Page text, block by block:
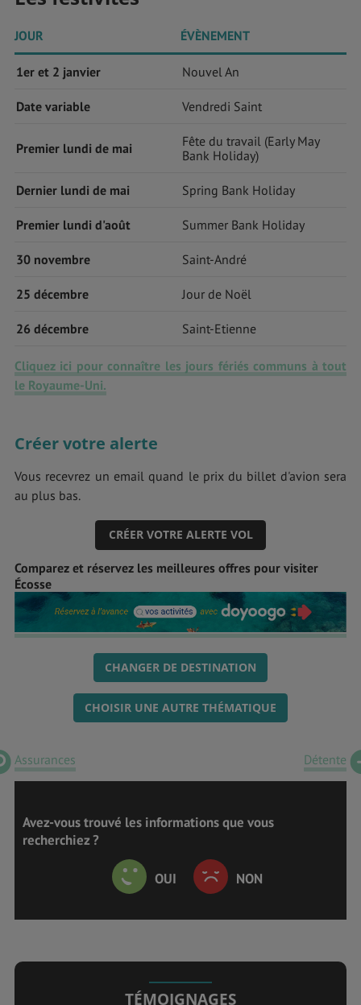
JOUR ÉVÈNEMENT
1er et 2 janvier Nouvel An
Date variable Vendredi Saint
Premier lundi de mai
Fête du travail (Early May
Bank Holiday)
Dernier lundi de mai Spring Bank Holiday
Premier lundi d'août Summer Bank Holiday
30 novembre Saint-André
25 décembre Jour de Noël
26 décembre Saint-Etienne
Cliquez ici pour connaître les jours fériés communs à tout
le Royaume-Uni.
Créer votre alerte
Vous recevrez un email quand le prix du billet d'avion sera
au plus bas.
CRÉER VOTRE ALERTE VOL
Comparez et réservez les meilleures offres pour visiter
Écosse
CHANGER DE DESTINATION
CHOISIR UNE AUTRE THÉMATIQUE
Assurances Détente
Avez-vous trouvé les informations que vous
recherchiez ?
OUI NON
TÉMOIGNAGES